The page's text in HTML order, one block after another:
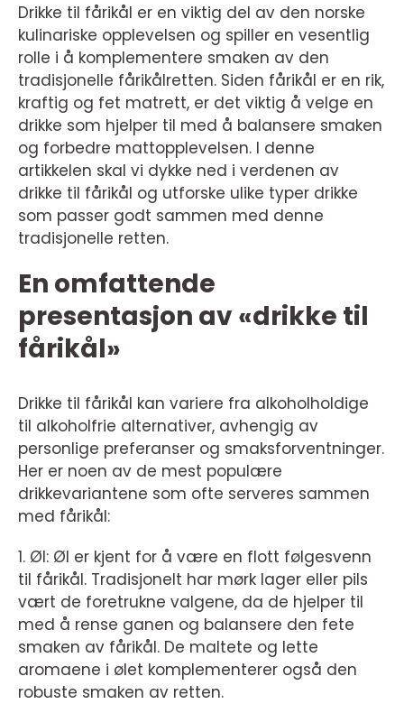
Drikke til fårikål er en viktig del av den norske
kulinariske opplevelsen og spiller en vesentlig
rolle i å komplementere smaken av den
tradisjonelle fårikålretten. Siden fårikål er en rik,
kraftig og fet matrett, er det viktig å velge en
drikke som hjelper til med å balansere smaken
og forbedre mattopplevelsen. I denne
artikkelen skal vi dykke ned i verdenen av
drikke til fårikål og utforske ulike typer drikke
som passer godt sammen med denne
tradisjonelle retten.
En omfattende
presentasjon av «drikke til
fårikål»
Drikke til fårikål kan variere fra alkoholholdige
til alkoholfrie alternativer, avhengig av
personlige preferanser og smaksforventninger.
Her er noen av de mest populære
drikkevariantene som ofte serveres sammen
med fårikål:
1. Øl: Øl er kjent for å være en flott følgesvenn
til fårikål. Tradisjonelt har mørk lager eller pils
vært de foretrukne valgene, da de hjelper til
med å rense ganen og balansere den fete
smaken av fårikål. De maltete og lette
aromaene i ølet komplementerer også den
robuste smaken av retten.